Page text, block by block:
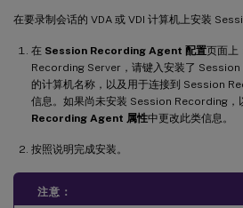
在要录制会话的 VDA 或 VDI 计算机上安装
在 Session Recording Agent 配置页面上
Recording Server，请键入安装了
的计算机名称，以及用于连接到 Session
信息。如果尚未安装 Session Recording，
Recording Agent 属性中更改此类信息。
按照说明完成安装。
注意：